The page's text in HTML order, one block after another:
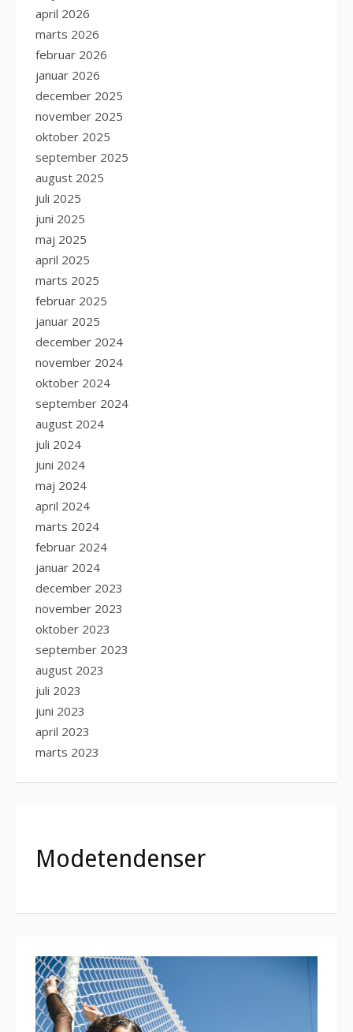
april 2026
marts 2026
februar 2026
januar 2026
december 2025
november 2025
oktober 2025
september 2025
august 2025
juli 2025
juni 2025
maj 2025
april 2025
marts 2025
februar 2025
januar 2025
december 2024
november 2024
oktober 2024
september 2024
august 2024
juli 2024
juni 2024
maj 2024
april 2024
marts 2024
februar 2024
januar 2024
december 2023
november 2023
oktober 2023
september 2023
august 2023
juli 2023
juni 2023
april 2023
marts 2023
Modetendenser